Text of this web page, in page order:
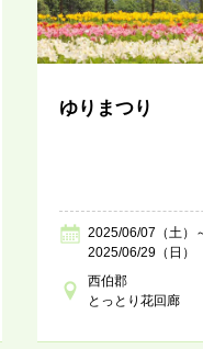
ゆりまつり
2025/06/07（土）
2025/06/29（日）
西伯郡
とっとり花回廊